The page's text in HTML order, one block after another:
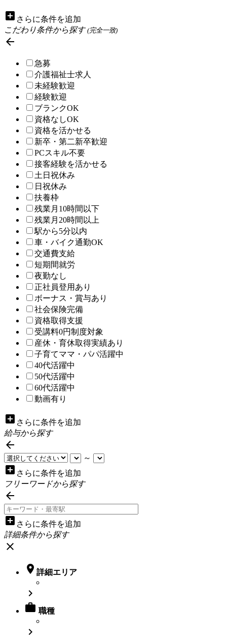
add_box さらに条件を追加
こだわり条件から探す(完全一致)

急募
介護福祉士求人
未経験歓迎
経験歓迎
ブランクOK
資格なしOK
資格を活かせる
新卒・第二新卒歓迎
PCスキル不要
接客経験を活かせる
土日祝休み
日祝休み
扶養枠
残業月10時間以下
残業月20時間以上
駅から5分以内
車・バイク通勤OK
交通費支給
短期間就労
夜勤なし
正社員登用あり
ボーナス・賞与あり
社会保険完備
資格取得支援
受講料0円制度対象
産休・育休取得実績あり
子育てママ・パパ活躍中
40代活躍中
50代活躍中
60代活躍中
動画有り
add_box さらに条件を追加
給与から探す

～
add_box さらに条件を追加
フリーワードから探す

add_box さらに条件を追加
詳細条件から探す
close
 詳細エリア

 職種
